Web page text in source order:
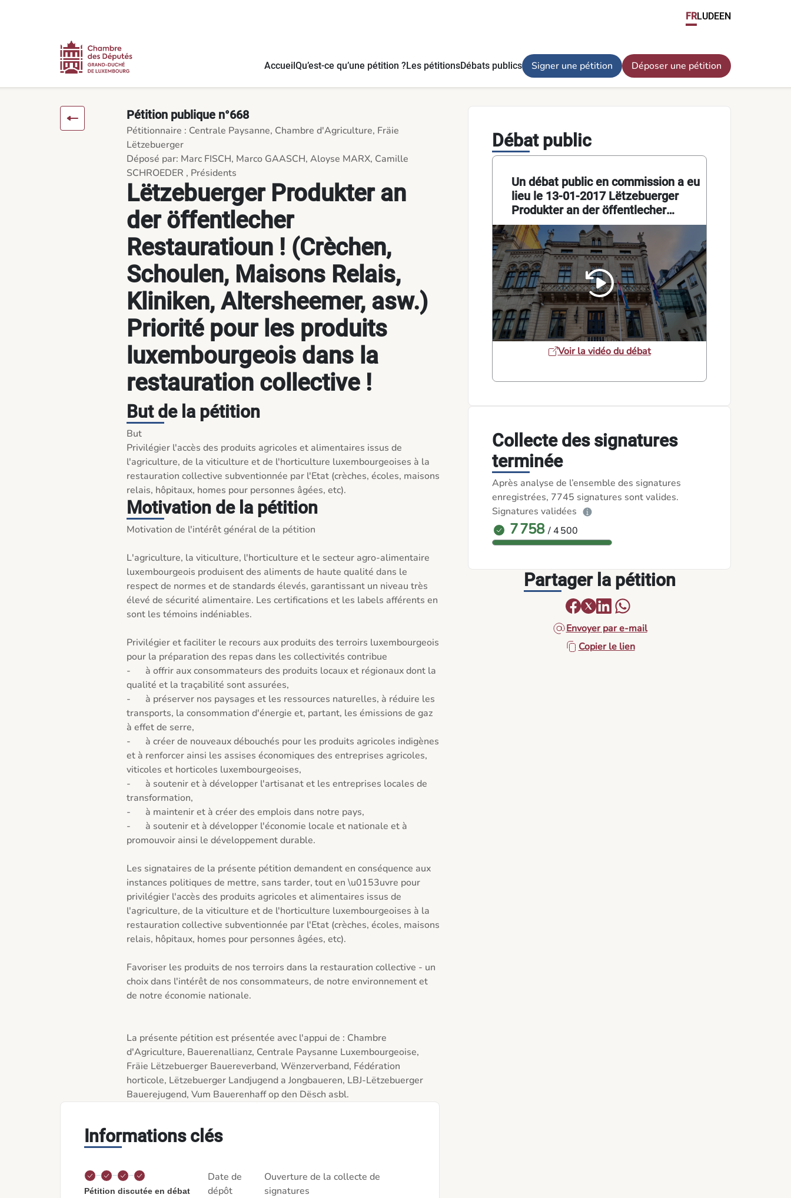
FRLUDEEN
AccueilQu’est-ce qu’une pétition ?Les pétitionsDébats publics Signer une pétition Déposer une pétition
Lëtzebuerger Produkter an
der öffentlecher
Restauratioun ! (Crèchen,
Schoulen, Maisons Relais,
Kliniken, Altersheemer, asw.)
Priorité pour les produits
luxembourgeois dans la
restauration collective !
Pétition publique n°668
Pétitionnaire : Centrale Paysanne, Chambre d'Agriculture, Fräie
Lëtzebuerger
Déposé par: Marc FISCH, Marco GAASCH, Aloyse MARX, Camille
SCHROEDER , Présidents
But de la pétition
But
Privilégier l'accès des produits agricoles et alimentaires issus de
l'agriculture, de la viticulture et de l'horticulture luxembourgeoises à la
restauration collective subventionnée par l'Etat (crèches, écoles, maisons
Motivation de la pétition
Motivation de l'intérêt général de la pétition
L'agriculture, la viticulture, l'horticulture et le secteur agro-alimentaire
luxembourgeois produisent des aliments de haute qualité dans le
respect de normes et de standards élevés, garantissant un niveau très
élevé de sécurité alimentaire. Les certifications et les labels afférents en
sont les témoins indéniables.
Privilégier et faciliter le recours aux produits des terroirs luxembourgeois
pour la préparation des repas dans les collectivités contribue
-	à offrir aux consommateurs des produits locaux et régionaux dont la
qualité et la traçabilité sont assurées,
-	à préserver nos paysages et les ressources naturelles, à réduire les
transports, la consommation d'énergie et, partant, les émissions de gaz
à effet de serre,
-	à créer de nouveaux débouchés pour les produits agricoles indigènes
et à renforcer ainsi les assises économiques des entreprises agricoles,
viticoles et horticoles luxembourgeoises,
-	à soutenir et à développer l'artisanat et les entreprises locales de
transformation,
-	à maintenir et à créer des emplois dans notre pays,
-	à soutenir et à développer l'économie locale et nationale et à
promouvoir ainsi le développement durable.
Les signataires de la présente pétition demandent en conséquence aux
instances politiques de mettre, sans tarder, tout en \u0153uvre pour
privilégier l'accès des produits agricoles et alimentaires issus de
l'agriculture, de la viticulture et de l'horticulture luxembourgeoises à la
restauration collective subventionnée par l'Etat (crèches, écoles, maisons
relais, hôpitaux, homes pour personnes âgées, etc).
Favoriser les produits de nos terroirs dans la restauration collective - un
choix dans l'intérêt de nos consommateurs, de notre environnement et
de notre économie nationale.
La présente pétition est présentée avec l'appui de : Chambre
d'Agriculture, Bauerenallianz, Centrale Paysanne Luxembourgeoise,
Fräie Lëtzebuerger Bauereverband, Wënzerverband, Fédération
horticole, Lëtzebuerger Landjugend a Jongbaueren, LBJ-Lëtzebuerger
Informations clés
Pétition discutée en débat
Date de
dépôt
Ouverture de la collecte de
signatures
Débat public
Un débat public en commission a eu
lieu le 13-01-2017 Lëtzebuerger
Produkter an der öffentlecher
Restauratioun ! (Crèchen, Schoulen,
Maisons Relais, Kliniken,
Altersheemer, asw.) Priorité pour les
produits luxembourgeois dans la
restauration collective !
Voir la vidéo du débat
Collecte des signatures
terminée
Après analyse de l’ensemble des signatures
enregistrées, 7745 signatures sont valides.
Signatures validées
7 758 / 4 500
Partager la pétition
Envoyer par e-mail
Copier le lien